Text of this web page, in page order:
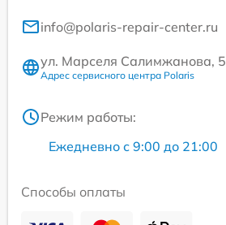
info@polaris-repair-center.ru
ул. Марселя Салимжанова, 5
Адрес сервисного центра Polaris
Режим работы:
Ежедневно с 9:00 до 21:00
Способы оплаты